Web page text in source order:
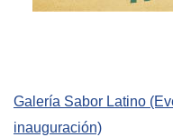
Empoderamiento
EL PAcCTO
Galería Sabor Latino
inauguración)